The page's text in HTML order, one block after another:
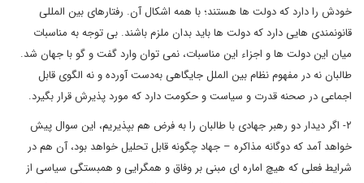
خودش را دارد که دولت ها هستند؛ با همه اشکال آن. رفتارهای بین المللی
قانونمندی هایی دارد که دولت ها باید بدان ملزم باشند. بی توجه به مناسبات
میان این دولت ها و اجزاء این مناسبات، نمی توان وارد گفت و گو با جهان شد.
طالبان نه در مفهوم نظام بین الملل جایگاهی به‌دست آورده و نه الگوی قابل
اجماعی در صحنه قدرت و سیاست و حکومت دارد که مورد پذیرش قرار بگیرد.
۲- اگر دیدار دو رهبر جهادی با طالبان را به فرض هم بپذیریم، این سوال پیش
خواهد آمد که دوگانه مذاکره – جهاد چگونه قابل تحلیل خواهد بود، آن هم در
شرایط فعلی که هیچ اماره ای مبنی بر وفاق و همگرایی و همبستگی سیاسی از